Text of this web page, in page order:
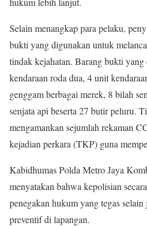
Selain menangkap para pelaku,
bukti yang digunakan untuk
tindak kejahatan. Barang bukti
kendaraan roda dua, 4 unit
genggam berbagai merek, 8 bilah
senjata api beserta 27 butir peluru.
mengamankan sejumlah rekaman
kejadian perkara (TKP) guna
Kabidhumas Polda Metro Jaya
menyatakan bahwa kepolisian
penegakan hukum yang tegas
preventif di lapangan.